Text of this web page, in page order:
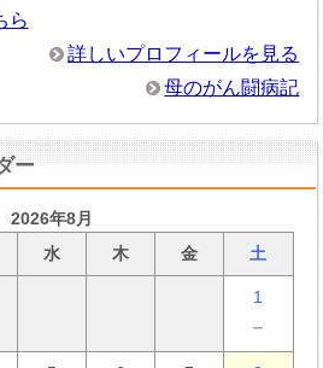
ら
詳しいプロフィールを見る
母のがん闘病記
ー
2026年8月
水 木 金 土
1
－